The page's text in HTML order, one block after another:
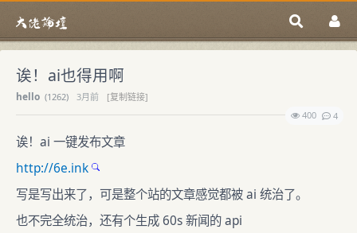
诶！ai也得用啊
hello (1262) 3月前
[复制链接]
400
4
诶！ai 一键发布文章
http://6e.ink
写是写出来了，可是整个站的文章感觉都被 ai 统治了。
也不完全统治，还有个生成 60s 新闻的 api